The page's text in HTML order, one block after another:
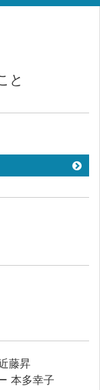
と
藤昇
本多幸子